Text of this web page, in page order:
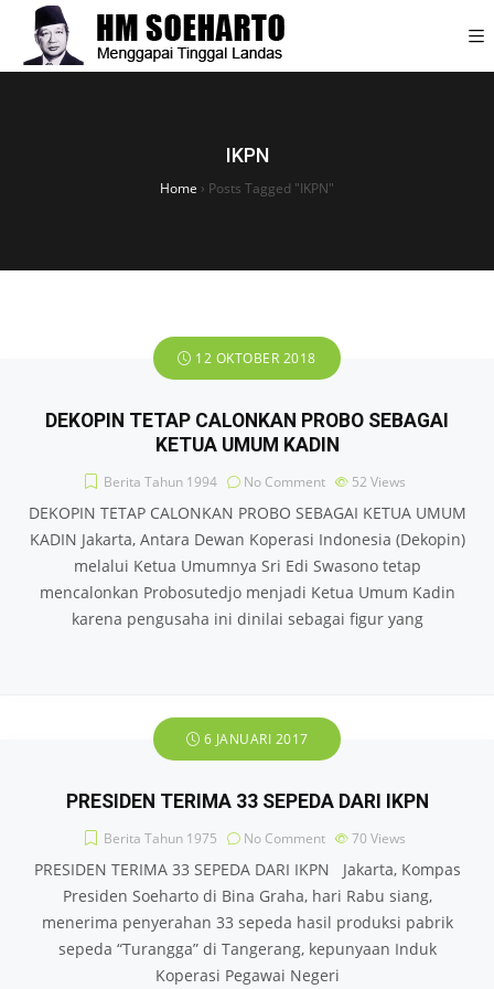
IKPN
Home › Posts Tagged "IKPN"
12 OKTOBER 2018
DEKOPIN TETAP CALONKAN PROBO SEBAGAI
KETUA UMUM KADIN
Berita Tahun 1994 No Comment 52 Views
DEKOPIN TETAP CALONKAN PROBO SEBAGAI KETUA UMUM
KADIN Jakarta, Antara Dewan Koperasi Indonesia (Dekopin)
melalui Ketua Umumnya Sri Edi Swasono tetap
mencalonkan Probosutedjo menjadi Ketua Umum Kadin
karena pengusaha ini dinilai sebagai figur yang
6 JANUARI 2017
PRESIDEN TERIMA 33 SEPEDA DARI IKPN
Berita Tahun 1975 No Comment 70 Views
PRESIDEN TERIMA 33 SEPEDA DARI IKPN Jakarta, Kompas
Presiden Soeharto di Bina Graha, hari Rabu siang,
menerima penyerahan 33 sepeda hasil produksi pabrik
sepeda “Turangga” di Tangerang, kepunyaan Induk
Koperasi Pegawai Negeri